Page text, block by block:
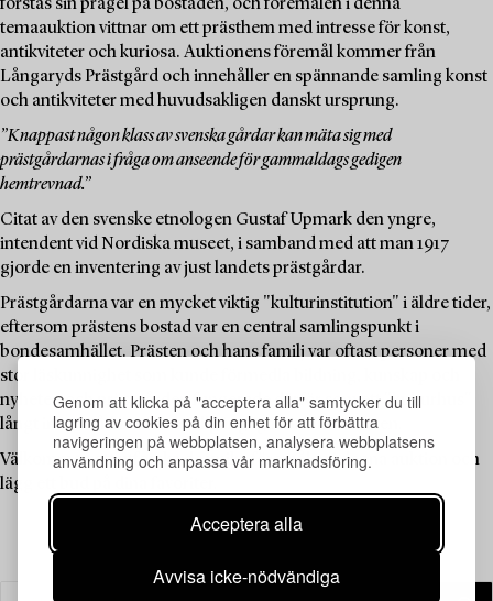
Genom att klicka på "acceptera alla" samtycker du till
lagring av cookies på din enhet för att förbättra
navigeringen på webbplatsen, analysera webbplatsens
användning och anpassa vår marknadsföring.
Acceptera alla
Avvisa icke-nödvändiga
förstås sin prägel på bostaden, och föremålen i denna
temaauktion vittnar om ett prästhem med intresse för konst,
antikviteter och kuriosa. Auktionens föremål kommer från
Långaryds Prästgård och innehåller en spännande samling konst
och antikviteter med huvudsakligen danskt ursprung.
”Knappast någon klass av svenska gårdar kan mäta sig med
prästgårdarnas i fråga om anseende för gammaldags gedigen
hemtrevnad.”
Citat av den svenske etnologen Gustaf Upmark den yngre,
intendent vid Nordiska museet, i samband med att man 1917
gjorde en inventering av just landets prästgårdar.
Prästgårdarna var en mycket viktig "kulturinstitution" i äldre tider,
eftersom prästens bostad var en central samlingspunkt i
bondesamhället. Prästen och hans familj var oftast personer med
stor läskunnighet som kunde förmedla bildning, kunskap och
nyheter, och prästgården fungerade därför som ett "kulturhus"
långt innan sådana fanns tillgängliga för allmänheten.
Välkommen att utforska de unika föremålen i denna auktion och
lägg ett bud på dina favoriter.